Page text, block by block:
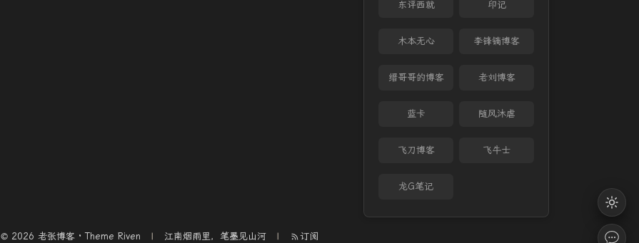
东评西就 印记
木本无心 李锋镝博客
缙哥哥的博客 老刘博客
蓝卡 随风沐虐
飞刀博客 飞牛士
龙G笔记
© 2026 老张博客 · Theme Riven 江南烟雨里，笔墨见山河 订阅